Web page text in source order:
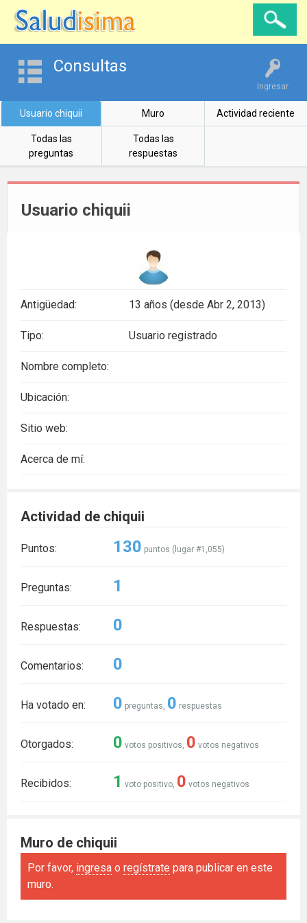
Ingresar
Consultas
Usuario chiquii Muro Actividad reciente
Todas las
preguntas
Todas las
respuestas
Usuario chiquii
Antigüedad: 13 años (desde Abr 2, 2013)
Tipo: Usuario registrado
Nombre completo:
Ubicación:
Sitio web:
Acerca de mí:
Actividad de chiquii
Puntos: 130 puntos (lugar #1,055)
Preguntas: 1
Respuestas: 0
Comentarios: 0
Ha votado en: 0 preguntas, 0 respuestas
Otorgados: 0 votos positivos, 0 votos negativos
Recibidos: 1 voto positivo, 0 votos negativos
Muro de chiquii
Por favor, ingresa o regístrate para publicar en este
muro.